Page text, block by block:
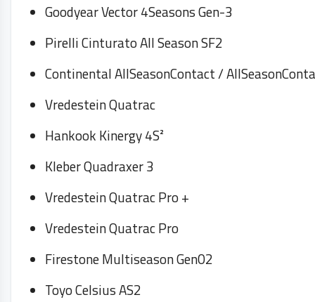
Goodyear Vector 4Seasons Gen-3
Pirelli Cinturato All Season SF2
Continental AllSeasonContact /
Vredestein Quatrac
Hankook Kinergy 4S²
Kleber Quadraxer 3
Vredestein Quatrac Pro +
Vredestein Quatrac Pro
Firestone Multiseason Gen02
Toyo Celsius AS2